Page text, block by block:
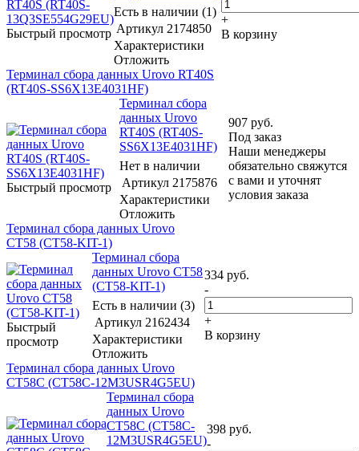
Быстрый просмотр
Есть в наличии (1)
Артикул 2174850
Характеристики
Отложить
+
В корзину
Терминал сбора данных Urovo RT40S
(RT40S-SS6X13E4031HF)
Быстрый просмотр
Терминал сбора
данных Urovo
RT40S (RT40S-
SS6X13E4031HF)
Нет в наличии
Артикул 2175876
Характеристики
Отложить
907 руб.
Под заказ
Наши менеджеры
обязательно свяжутся
с вами и уточнят
условия заказа
Терминал сбора данных Urovo
CT58 (CT58-KIT-1)
Быстрый
просмотр
Терминал сбора
данных Urovo CT58
(CT58-KIT-1)
Есть в наличии (3)
Артикул 2162434
Характеристики
Отложить
334 руб.
-
+
В корзину
Терминал сбора данных Urovo
CT58C (CT58C-12M3USR4G5EU)
Терминал сбора
данных Urovo
CT58C (CT58C-
12M3USR4G5EU)
398 руб.
-